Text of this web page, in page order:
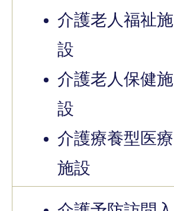
介護老人福祉施
設
介護老人保健施
設
介護療養型医療
施設